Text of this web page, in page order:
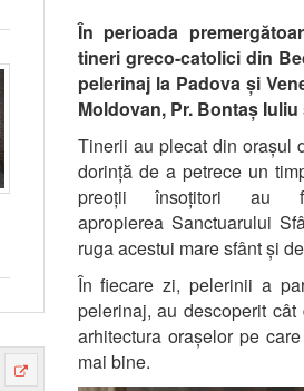
În perioada
tineri greco-catolici din
pelerinaj la Padova și
Moldovan, Pr. Bontaș
Tinerii au plecat din orașul
dorință de a petrece un
preoții însoțitori au
apropierea Sanctuarului
ruga acestui mare sfânt și
În fiecare zi,peleriniia
pelerinaj, au descoperit
arhitectura orașelor pe
mai bine.